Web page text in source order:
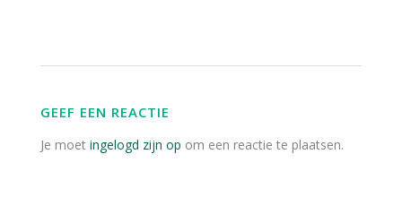
GEEF EEN REACTIE
Je moet ingelogd zijn op om een reactie te plaatsen.